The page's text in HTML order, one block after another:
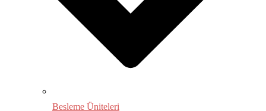
Besleme Üniteleri